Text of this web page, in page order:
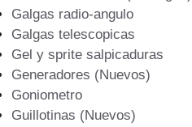
Galgas radio-angulo
Galgas telescopicas
Gel y sprite salpicaduras
Generadores (Nuevos)
Goniometro
Guillotinas (Nuevos)